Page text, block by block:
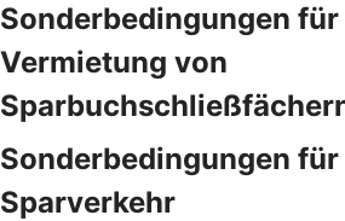
Sonderbedingungen für
Vermietung von
Sonderbedingungen für
Sparverkehr